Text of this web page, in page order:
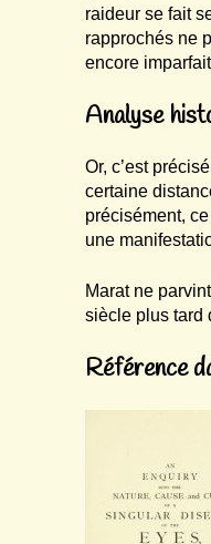
raideur se fait
rapprochés ne
encore
Analyse
Or, c’est
certaine
précisément,
une
Marat ne
siècle plus tard
Référence